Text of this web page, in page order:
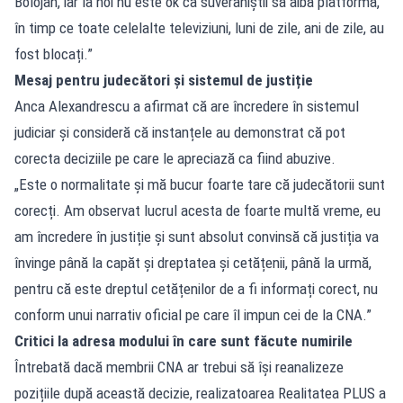
în timp ce toate celelalte televiziuni, luni de zile, ani de zile, au
fost blocați.”
Mesaj pentru judecători și sistemul de justiție
Anca Alexandrescu a afirmat că are încredere în sistemul
judiciar și consideră că instanțele au demonstrat că pot
corecta deciziile pe care le apreciază ca fiind abuzive.
„Este o normalitate și mă bucur foarte tare că judecătorii sunt
corecți. Am observat lucrul acesta de foarte multă vreme, eu
am încredere în justiție și sunt absolut convinsă că justiția va
învinge până la capăt și dreptatea și cetățenii, până la urmă,
pentru că este dreptul cetățenilor de a fi informați corect, nu
conform unui narrativ oficial pe care îl impun cei de la CNA.”
Critici la adresa modului în care sunt făcute numirile
Întrebată dacă membrii CNA ar trebui să își reanalizeze
pozițiile după această decizie, realizatoarea Realitatea PLUS a